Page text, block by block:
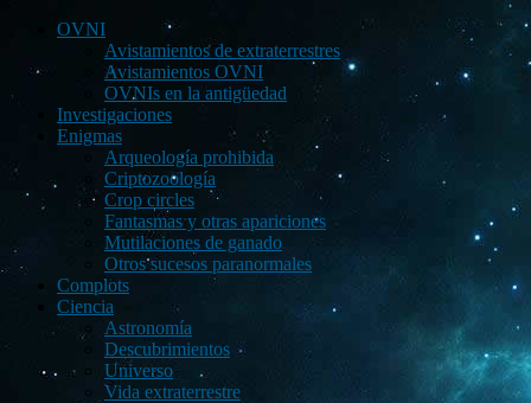
OVNI
Avistamientos de extraterrestres
Avistamientos OVNI
OVNIs en la antigüedad
Investigaciones
Enigmas
Arqueología prohibida
Criptozoología
Crop circles
Fantasmas y otras apariciones
Mutilaciones de ganado
Otros sucesos paranormales
Complots
Ciencia
Astronomía
Descubrimientos
Universo
Vida extraterrestre